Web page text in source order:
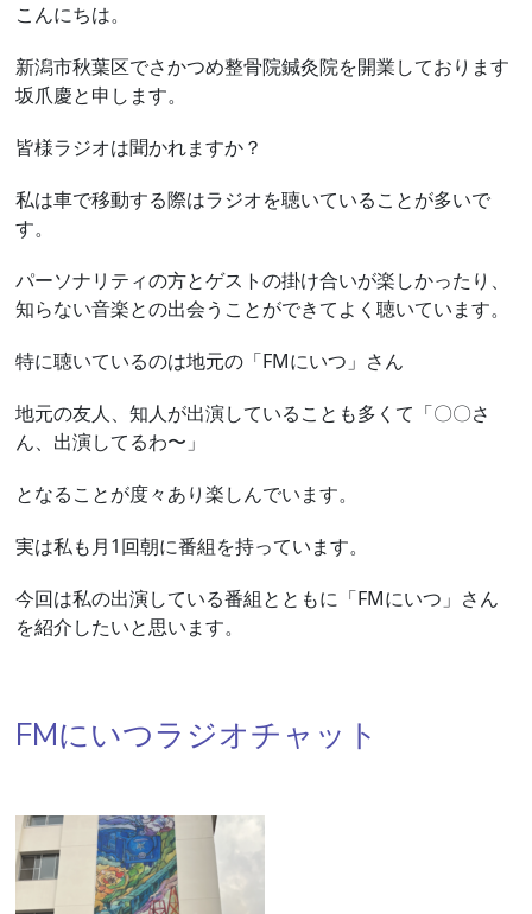
こんにちは。
新潟市秋葉区でさかつめ整骨院鍼灸院を開業しております
坂爪慶と申します。
皆様ラジオは聞かれますか？
私は車で移動する際はラジオを聴いていることが多いで
す。
パーソナリティの方とゲストの掛け合いが楽しかったり、
知らない音楽との出会うことができてよく聴いています。
特に聴いているのは地元の「FMにいつ」さん
地元の友人、知人が出演していることも多くて「〇〇さ
ん、出演してるわ〜」
となることが度々あり楽しんでいます。
実は私も月1回朝に番組を持っています。
今回は私の出演している番組とともに「FMにいつ」さん
を紹介したいと思います。
FMにいつラジオチャット